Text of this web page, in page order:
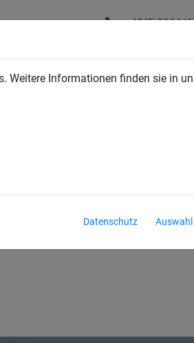
Weitere Informationen finden sie in
Datenschutz Auswahl
+43(0)2266/
BAUSCHUTZNETZE